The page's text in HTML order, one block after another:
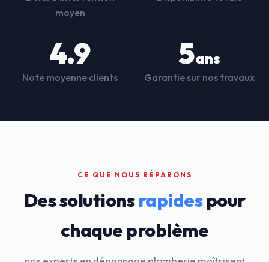
moyen
4.9
Note moyenne clients
5ans
Garantie sur nos travaux
CE QUE NOUS RÉPARONS
Des solutionsrapidespour
chaque problème